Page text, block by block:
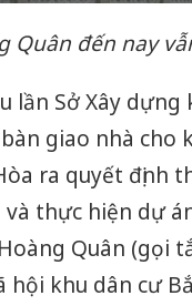
Quân đến nay
lần Sở Xây
giao nhà cho
ra quyết định
thực hiện dự
Hoàng Quân
hội khu dân cư